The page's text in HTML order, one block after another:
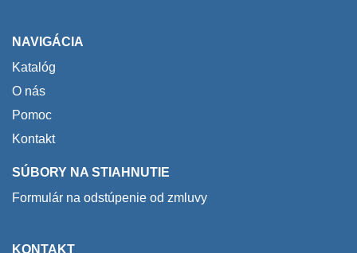
NAVIGÁCIA
Katalóg
O nás
Pomoc
Kontakt
SÚBORY NA STIAHNUTIE
Formulár na odstúpenie od zmluvy
KONTAKT